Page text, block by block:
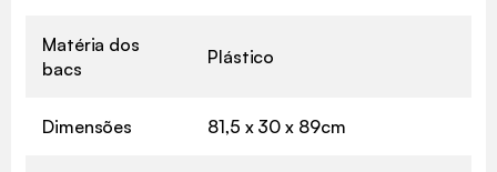
Matéria dos
bacs
Plástico
Dimensões 81,5 x 30 x 89cm